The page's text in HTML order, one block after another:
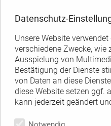
von Etiketten
Datenschutz-
Unsere Website
verschiedene Zwecke, wie
Ausspielung von
Bestätigung der Dienste
von Daten an diese
diese Website setzen ggf.
kann jederzeit geändert